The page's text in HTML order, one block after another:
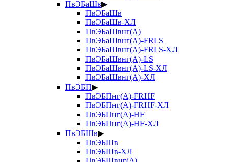
ПвЭБаШв▶
ПвЭБаШв
ПвЭБаШв-ХЛ
ПвЭБаШвнг(А)
ПвЭБаШвнг(А)-FRLS
ПвЭБаШвнг(А)-FRLS-ХЛ
ПвЭБаШвнг(А)-LS
ПвЭБаШвнг(А)-LS-ХЛ
ПвЭБаШвнг(А)-ХЛ
ПвЭБП▶
ПвЭБПнг(А)-FRHF
ПвЭБПнг(А)-FRHF-ХЛ
ПвЭБПнг(А)-HF
ПвЭБПнг(А)-HF-ХЛ
ПвЭБШв▶
ПвЭБШв
ПвЭБШв-ХЛ